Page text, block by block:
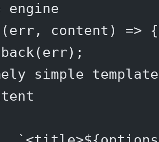
err , content ) => {
(err);
simple template